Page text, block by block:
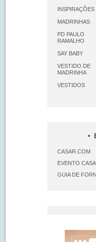
INSPIRAÇÕES
MADRINHAS
PD PAULO
RAMALHO
SAY BABY
VESTIDO DE
MADRINHA
VESTIDOS
CASAR.COM
EVENTO
GUIA DE